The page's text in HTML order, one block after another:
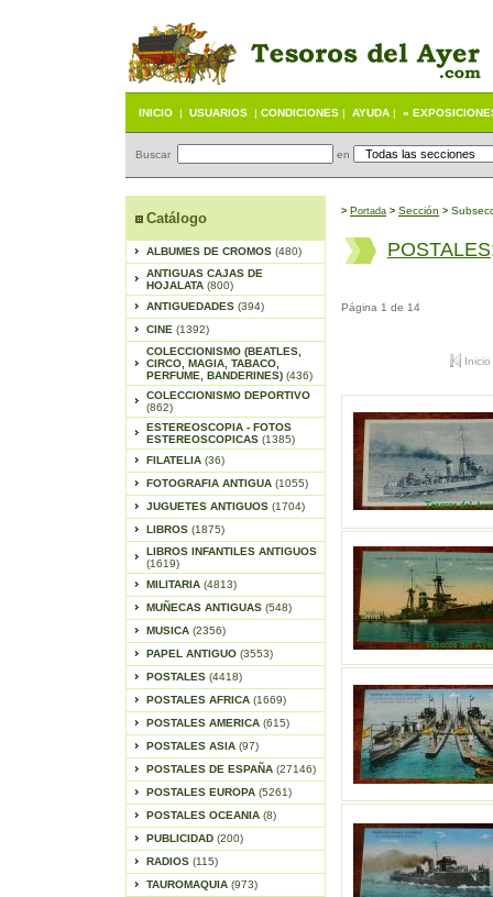
INICIO | USUARIOS | CONDICIONES | AYUDA | «
Buscar en
Catálogo
ALBUMES DE CROMOS (480)
ANTIGUAS CAJAS DE
HOJALATA (800)
ANTIGUEDADES (394)
CINE (1392)
COLECCIONISMO (BEATLES,
CIRCO, MAGIA, TABACO,
PERFUME, BANDERINES) (436)
COLECCIONISMO DEPORTIVO
(862)
ESTEREOSCOPIA - FOTOS
ESTEREOSCOPICAS (1385)
FILATELIA (36)
FOTOGRAFIA ANTIGUA (1055)
JUGUETES ANTIGUOS (1704)
LIBROS (1875)
LIBROS INFANTILES ANTIGUOS
(1619)
MILITARIA (4813)
MUÑECAS ANTIGUAS (548)
MUSICA (2356)
PAPEL ANTIGUO (3553)
POSTALES (4418)
POSTALES AFRICA (1669)
POSTALES AMERICA (615)
POSTALES ASIA (97)
POSTALES DE ESPAÑA (27146)
POSTALES EUROPA (5261)
POSTALES OCEANIA (8)
PUBLICIDAD (200)
RADIOS (115)
TAUROMAQUIA (973)
> Portada > Sección >
POSTALES
Página 1 de 14
Inicio